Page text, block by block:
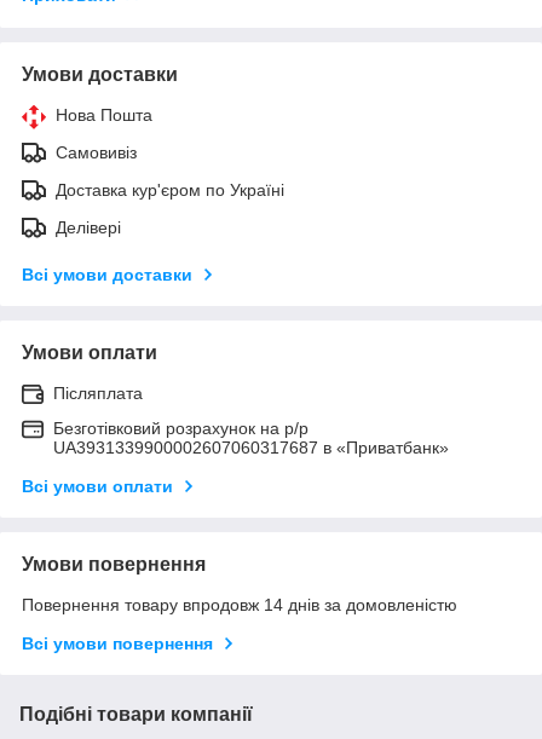
Умови доставки
Нова Пошта
Самовивіз
Доставка кур'єром по Україні
Делівері
Всі умови доставки
Умови оплати
Післяплата
Безготівковий розрахунок на р/р
UA3931339900002607060317687 в «Приватбанк»
Всі умови оплати
Умови повернення
Повернення товару впродовж 14 днів за домовленістю
Всі умови повернення
Подібні товари компанії